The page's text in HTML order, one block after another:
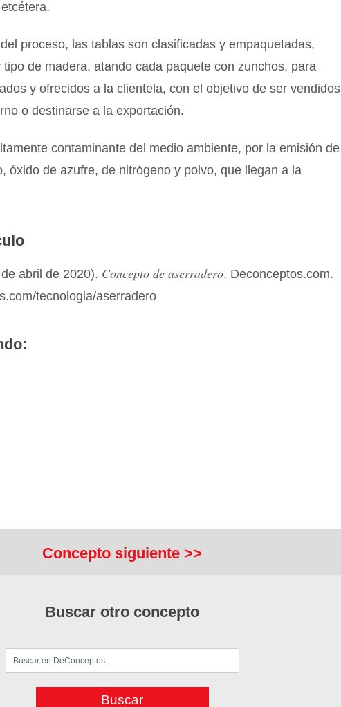
proceso, las tablas son clasificadas y empaquetadas,
de madera, atando cada paquete con zunchos, para
y ofrecidos a la clientela, con el objetivo de ser vendidos
o destinarse a la exportación.
contaminante del medio ambiente, por la emisión de
óxido de azufre, de nitrógeno y polvo, que llegan a la
abril de 2020). Concepto de aserradero. Deconceptos.com.
tecnologia/aserradero
Concepto siguiente >>
Buscar otro concepto